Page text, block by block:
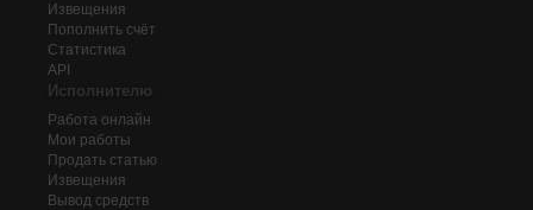
Извещения
Пополнить счёт
Статистика
API
Исполнителю
Работа онлайн
Мои работы
Продать статью
Извещения
Вывод средств